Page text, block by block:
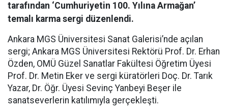
tarafından ‘Cumhuriyetin 100. Yılına Armağan’
temalı karma sergi düzenlendi.
Ankara MGS Üniversitesi Sanat Galerisi’nde açılan
sergi; Ankara MGS Üniversitesi Rektörü Prof. Dr. Erhan
Özden, OMÜ Güzel Sanatlar Fakültesi Öğretim Üyesi
Prof. Dr. Metin Eker ve sergi küratörleri Doç. Dr. Tarık
Yazar, Dr. Öğr. Üyesi Sevinç Yanbeyi Beşer ile
sanatseverlerin katılımıyla gerçekleşti.